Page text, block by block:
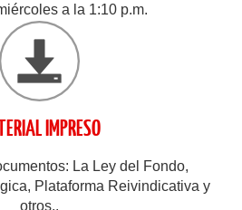
a la 1:10 p.m.
IMPRESO
La Ley del Fondo,
Plataforma Reivindicativa y
otros..